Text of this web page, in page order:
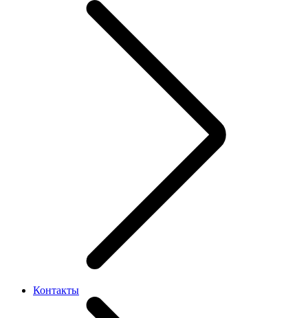
Контакты